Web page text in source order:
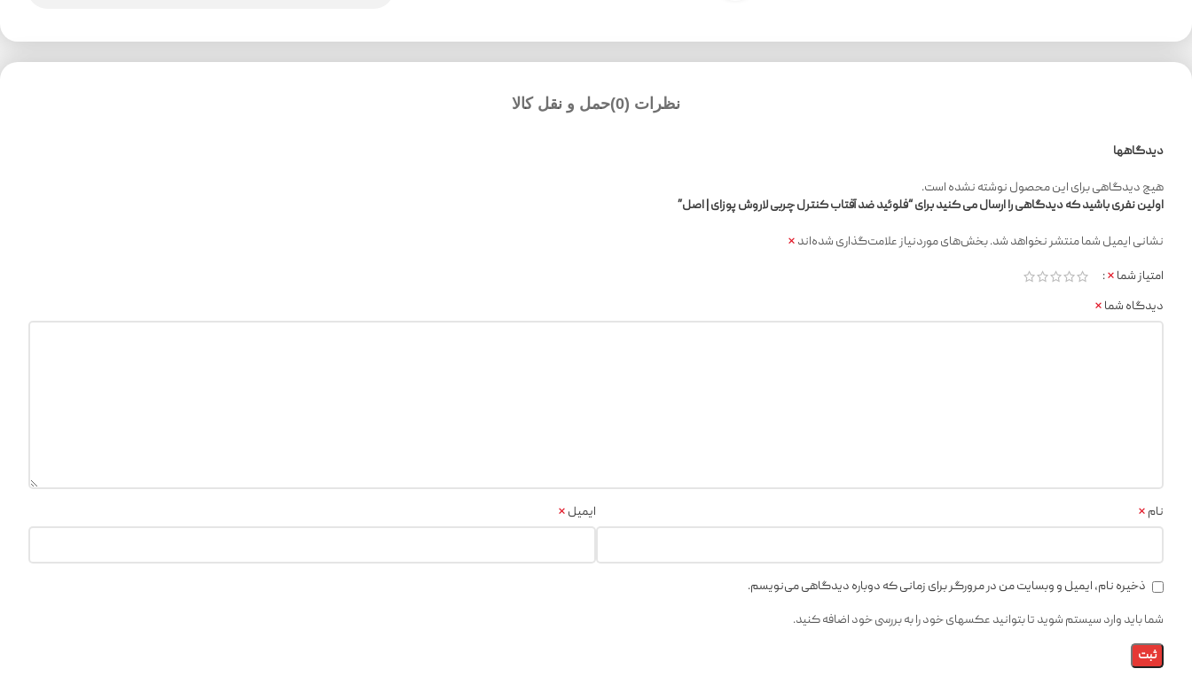
نظرات (0) حمل و نقل کالا
دیدگاهها
هیچ دیدگاهی برای این محصول نوشته نشده است.
اولین نفری باشید که دیدگاهی را ارسال می کنید برای “فلوئید ضد آفتاب کنترل چربی لاروش پوزای | اصل”
نشانی ایمیل شما منتشر نخواهد شد.بخش‌های موردنیاز علامت‌گذاری شده‌اند *
امتیاز شما *
دیدگاه شما *
نام * ایمیل *
ذخیره نام، ایمیل و وبسایت من در مرورگر برای زمانی که دوباره دیدگاهی می‌نویسم.
شما باید وارد سیستم شوید تا بتوانید عکسهای خود را به بررسی خود اضافه کنید.